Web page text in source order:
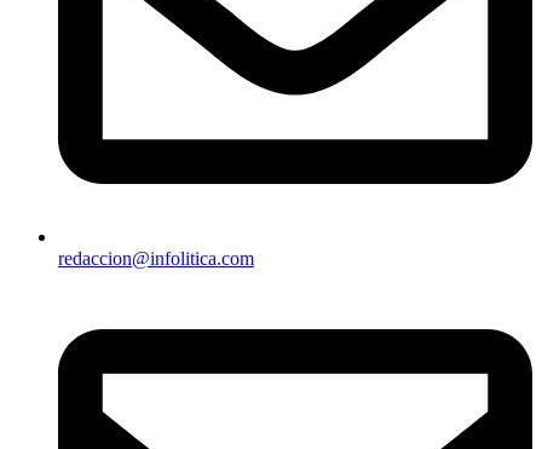
redaccion@infolitica.com